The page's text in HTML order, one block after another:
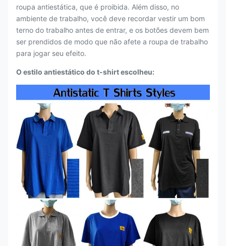
roupa antiestática, que é proibida. Além disso, no
ambiente de trabalho, você deve recordar vestir um bom
terno do trabalho antes de entrar, e os botões devem bem
ser prendidos de modo que não afete a roupa de trabalho
para jogar seu efeito.
O estilo antiestático do t-shirt escolheu: